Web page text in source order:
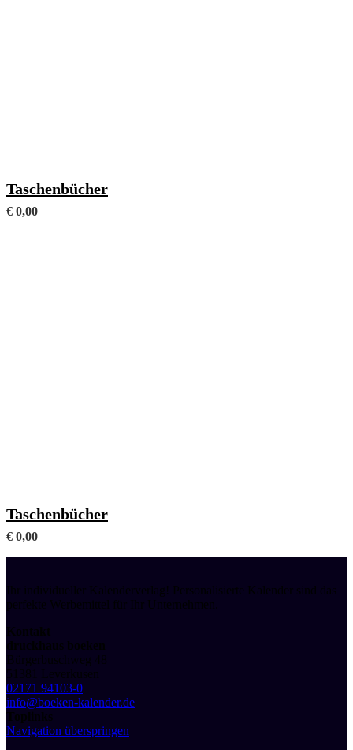
Taschenbücher
€ 0,00
Taschenbücher
€ 0,00
Ihr individueller Kalenderverlag! Personalisierte Kalender sind das
perfekte Werbemittel für Ihr Unternehmen.
Kontakt
druckhaus boeken
Bürgerbuschweg 48
51381 Leverkusen
02171 94103-0
info@boeken-kalender.de
Toplinks
Navigation überspringen